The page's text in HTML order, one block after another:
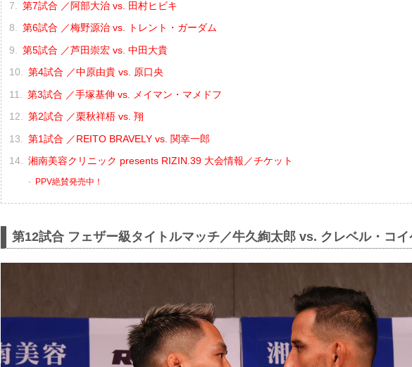
第7試合 ／阿部大治 vs. 田村ヒビキ
第6試合 ／梅野源治 vs. トレント・ガーダム
第5試合 ／芦田崇宏 vs. 中田大貴
第4試合 ／中原由貴 vs. 原口央
第3試合 ／手塚基伸 vs. メイマン・マメドフ
第2試合 ／栗秋祥梧 vs. 翔
第1試合 ／REITO BRAVELY vs. 関幸一郎
湘南美容クリニック presents RIZIN.39 大会情報／チケット
PPV絶賛発売中！
第12試合 フェザー級タイトルマッチ／牛久絢太郎 vs. クレベル・コイ